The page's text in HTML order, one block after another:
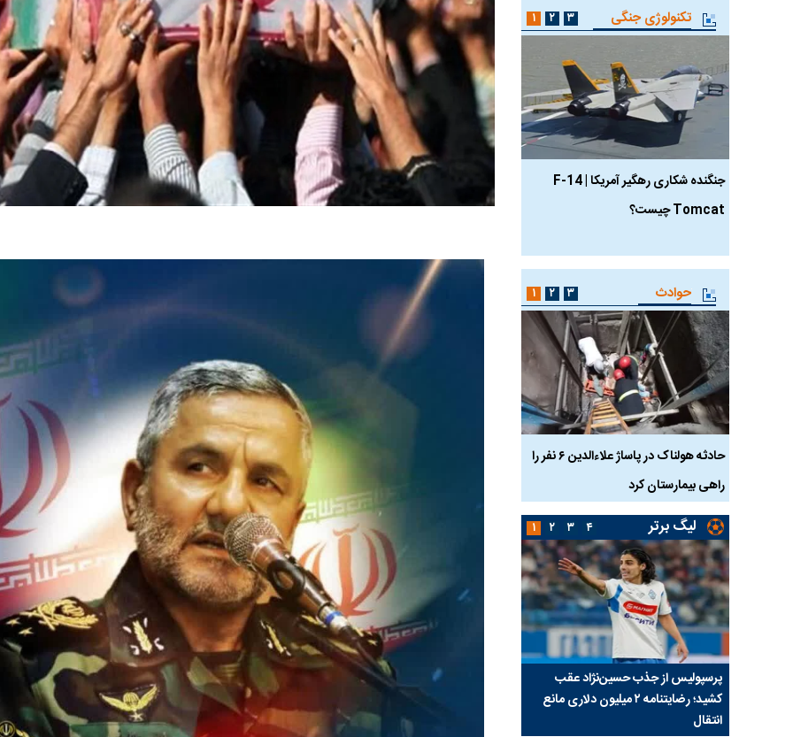
تکنولوژی جنگی
جنگنده شکاری رهگیر آمریکا | F-14
Tomcat چیست؟
حدید ۱۱۰؛ نسخه سریع‌تر، پنهان‌کارتر و
مرگبارتر پهپادهای ایرانی | پهپاد انتحاری
هواپیمای مرموز E-11A BACN چیست؟
Tomcat چیست؟
۱ ۲ ۳
حوادث
حادثه هولناک در پاساژ علاءالدین ۶ نفر را
راهی بیمارستان کرد
ردپای سیاست در یک جنایت مرموز؛
ماجرای قتل مداح معروف چیست؟
جراحان قلابی در شمال تهران بازداشت
شدند؛ از تزریق فیلر تا جراحی پلک
راهی بیمارستان
۱ ۲ ۳
لیگ برتر
پرسپولیس از جذب حسین‌نژاد عقب
کشید؛ رضایتنامه ۲ میلیون دلاری مانع
انتقال
بازی‌های لیگ برتر فوتبال با تماشاگر
رقم نجومی رضایتنامه مدافع موردنظر
پرسپولیس لو رفت
دو خرید جدید
امضای قرارداد امروز
۱ ۲ ۳ ۴